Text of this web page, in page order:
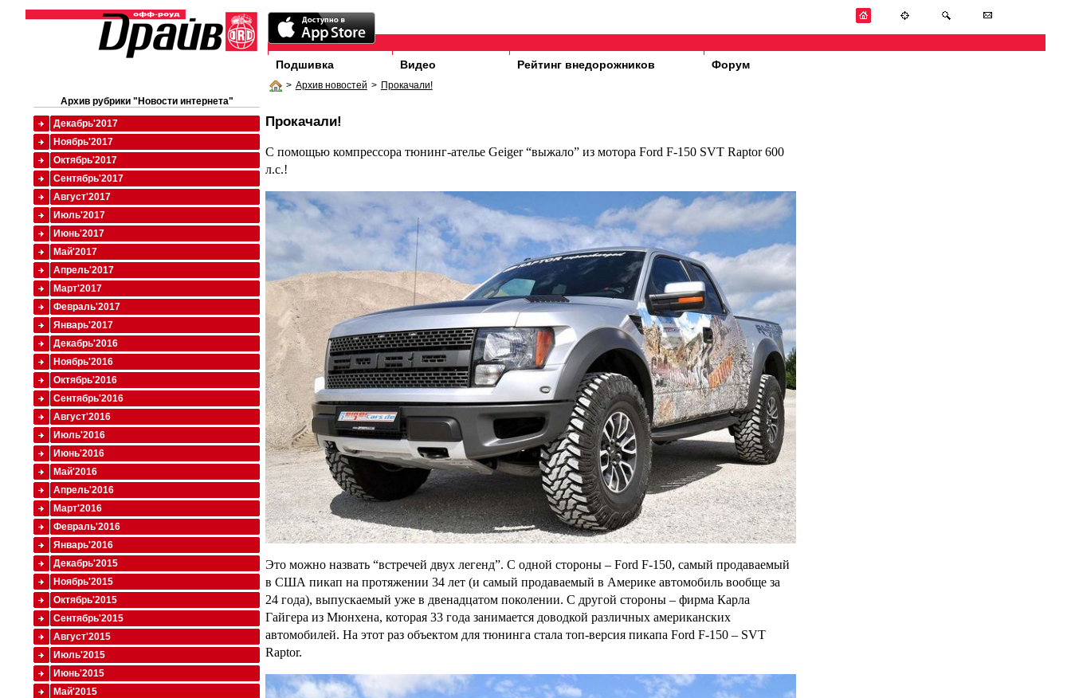
Подшивка Видео Рейтинг внедорожников Форум
> Архив новостей > Прокачали!
Прокачали!
С помощью компрессора тюнинг-ателье Geiger “выжало” из мотора Ford F-150 SVT Raptor 600
л.с.!
Это можно назвать “встречей двух легенд”. С одной стороны – Ford F-150, самый продаваемый
в США пикап на протяжении 34 лет (и самый продаваемый в Америке автомобиль вообще за
24 года), выпускаемый уже в двенадцатом поколении. С другой стороны – фирма Карла
Гайгера из Мюнхена, которая 33 года занимается доводкой различных американских
автомобилей. На этот раз объектом для тюнинга стала топ-версия пикапа Ford F-150 – SVT
Raptor.
Архив рубрики "Новости интернета"
Декабрь'2017
Ноябрь'2017
Октябрь'2017
Сентябрь'2017
Август'2017
Июль'2017
Июнь'2017
Май'2017
Апрель'2017
Март'2017
Февраль'2017
Январь'2017
Декабрь'2016
Ноябрь'2016
Октябрь'2016
Сентябрь'2016
Август'2016
Июль'2016
Июнь'2016
Май'2016
Апрель'2016
Март'2016
Февраль'2016
Январь'2016
Декабрь'2015
Ноябрь'2015
Октябрь'2015
Сентябрь'2015
Август'2015
Июль'2015
Июнь'2015
Май'2015